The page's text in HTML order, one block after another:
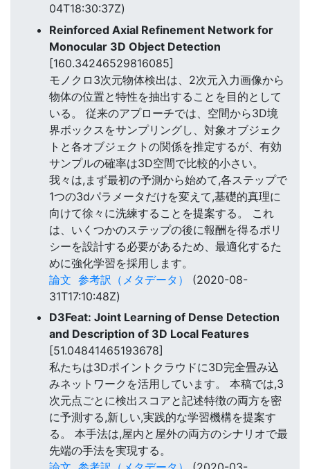
04T18:30:37Z)
Reinforced Axial Refinement Network for
Monocular 3D Object Detection
[160.34246529816085]
モノクロ3次元物体検出は、2次元入力画像から
物体の位置と特性を抽出することを目的として
いる。 従来のアプローチでは、空間から3D境
界ボックスをサンプリングし、対象オブジェク
トと各オブジェクトの関係を推定するが、有効
サンプルの確率は3D空間で比較的小さい。
我々は,まず最初の予測から始めて,各ステップで
1つの3dパラメータだけを変えて,基礎的真理に
向けて徐々に洗練することを提案する。 これ
は、いくつかのステップの後に報酬を得るポリ
シーを設計する必要があるため、最適化するた
めに強化学習を採用します。
論文 参考訳（メタデータ）
(2020-08-
31T17:10:48Z)
D3Feat: Joint Learning of Dense Detection
and Description of 3D Local Features
[51.04841465193678]
私たちは3Dポイントクラウドに3D完全畳み込
みネットワークを活用しています。 本稿では,3
次元点ごとに検出スコアと記述特徴の両方を密
に予測する,新しい,実践的な学習機構を提案す
る。 本手法は,屋内と屋外の両方のシナリオで最
先端の手法を実現する。